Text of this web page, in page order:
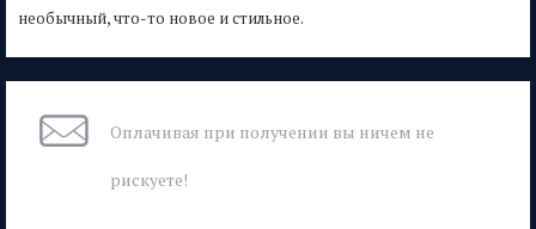
необычный, что-то новое и стильное.
Оплачивая при получении вы ничем не
рискуете!